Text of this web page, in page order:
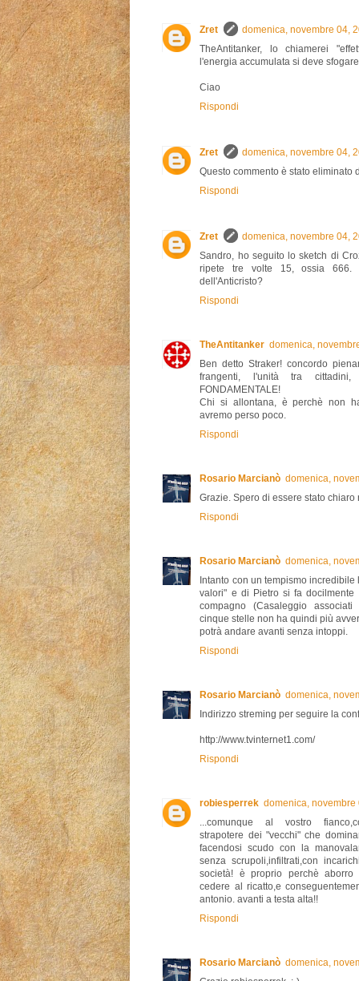
Zret
domenica, novembre 04,
TheAntitanker, lo chiamerei
l'energia accumulata si deve
Ciao
Rispondi
Zret
domenica, novembre 04,
Questo commento è stato eliminato
Rispondi
Zret
domenica, novembre 04,
Sandro, ho seguito lo sketch di
ripete tre volte 15, ossia 666.
dell'Anticristo?
Rispondi
TheAntitanker domenica,
Ben detto Straker! concordo
frangenti, l'unità tra
FONDAMENTALE!
Chi si allontana, è perchè non
avremo perso poco.
Rispondi
Rosario Marcianò domenica,
Grazie. Spero di essere stato
Rispondi
Rosario Marcianò domenica,
Intanto con un tempismo
valori" e di Pietro si fa
compagno (Casaleggio
cinque stelle non ha quindi più
potrà andare avanti senza intoppi.
Rispondi
Rosario Marcianò domenica,
Indirizzo streming per seguire la
http://www.tvinternet1.com/
Rispondi
robiesperrek domenica,
...comunque al vostro
strapotere dei "vecchi" che
facendosi scudo con la
senza scrupoli,infiltrati,con
società! è proprio perchè aborro
cedere al ricatto,e
antonio. avanti a testa alta!!
Rispondi
Rosario Marcianò domenica,